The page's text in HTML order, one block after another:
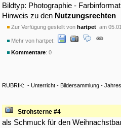
Bildtyp: Photographie -
Hinweis zu den Nutzungsrechten
Zur Verfügung gestellt von hartpet am
Mehr von hartpet:
Kommentare: 0
RUBRIK: - Unterricht - Bildersammlung -
Strohsterne #4
als Schmuck für den